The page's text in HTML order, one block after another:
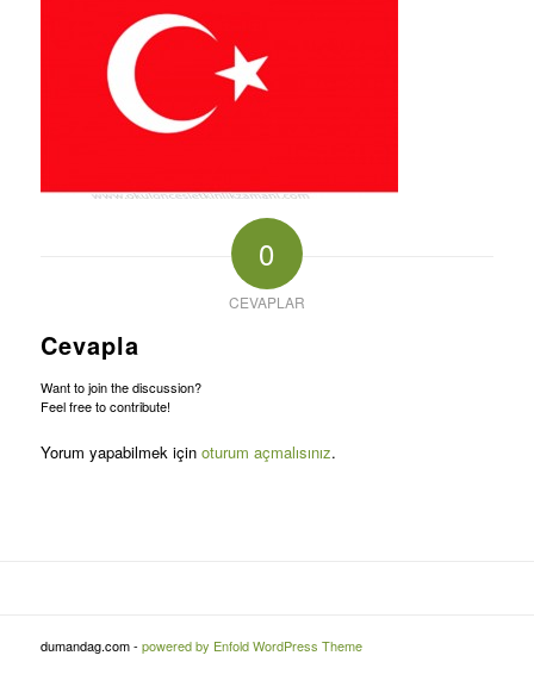
0
CEVAPLAR
Cevapla
Want to join the discussion?
Feel free to contribute!
Yorum yapabilmek için oturum açmalısınız.
dumandag.com - powered by Enfold WordPress Theme